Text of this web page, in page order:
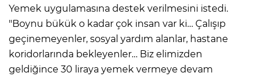
Yemek uygulamasına destek verilmesini istedi.
"Boynu bükük o kadar çok insan var ki… Çalışıp
geçinemeyenler, sosyal yardım alanlar, hastane
koridorlarında bekleyenler… Biz elimizden
geldiğince 30 liraya yemek vermeye devam